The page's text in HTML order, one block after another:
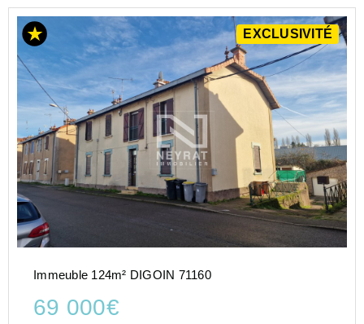
EXCLUSIVITÉ
Immeuble 124m² DIGOIN 71160
69 000€